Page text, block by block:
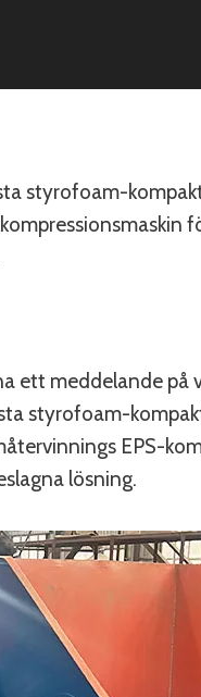
styrofoam-
ett meddelande på
styrofoam-
EPS-
lösning.